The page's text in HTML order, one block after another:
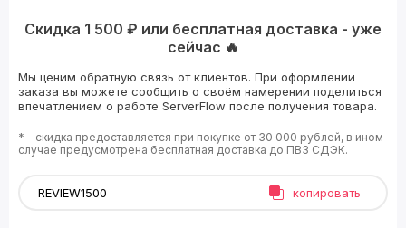
Скидка 1 500 ₽ или бесплатная доставка - уже
сейчас 🔥
Мы ценим обратную связь от клиентов. При оформлении
заказа вы можете сообщить о своём намерении поделиться
впечатлением о работе ServerFlow после получения товара.
* - скидка предоставляется при покупке от 30 000 рублей, в ином
случае предусмотрена бесплатная доставка до ПВЗ СДЭК.
копировать